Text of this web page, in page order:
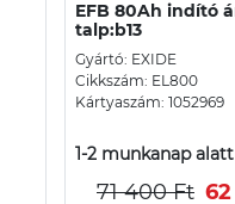
EFB 80Ah indító
talp:b13
Gyártó: EXIDE
Cikkszám: EL800
Kártyaszám: 1052969
1-2 munkanap
71 400 Ft